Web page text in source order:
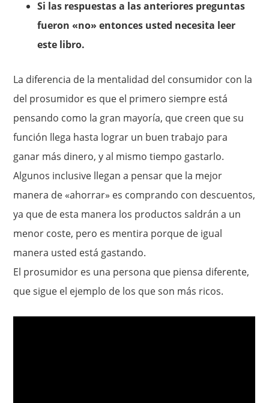
Si las respuestas a las anteriores preguntas
fueron «no» entonces usted necesita leer
este libro.
La diferencia de la mentalidad del consumidor con la
del prosumidor es que el primero siempre está
pensando como la gran mayoría, que creen que su
función llega hasta lograr un buen trabajo para
ganar más dinero, y al mismo tiempo gastarlo.
Algunos inclusive llegan a pensar que la mejor
manera de «ahorrar» es comprando con descuentos,
ya que de esta manera los productos saldrán a un
menor coste, pero es mentira porque de igual
manera usted está gastando.
El prosumidor es una persona que piensa diferente,
que sigue el ejemplo de los que son más ricos.